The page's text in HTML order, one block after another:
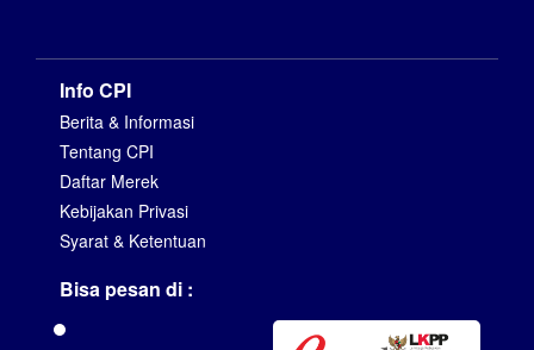
Info CPI
Berita & Informasi
Tentang CPI
Daftar Merek
Kebijakan Privasi
Syarat & Ketentuan
Bisa pesan di :